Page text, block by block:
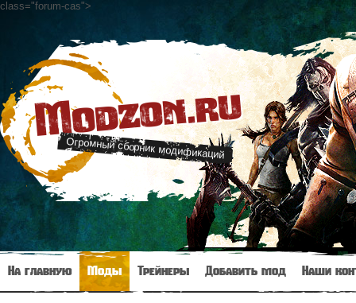
class="forum-cas">
Modzon.ru
Огромный сборник модификаций
На главную Моды Трейнеры Добавить мод Наши